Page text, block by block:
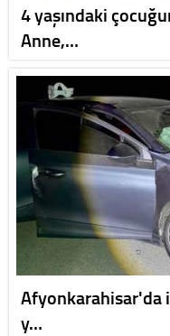
4 yaşındaki
Anne,…
Afyonkarahisar'da
y…